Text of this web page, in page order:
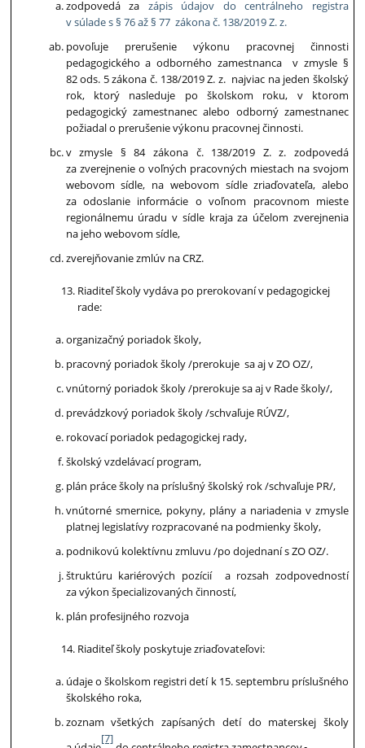
zodpovedá za zápis údajov do centrálneho registra
v súlade s § 76 až § 77 zákona č. 138/2019 Z. z.
povoľuje prerušenie výkonu pracovnej činnosti
pedagogického a odborného zamestnanca v zmysle §
82 ods. 5 zákona č. 138/2019 Z. z. najviac na jeden školský
rok, ktorý nasleduje po školskom roku, v ktorom
pedagogický zamestnanec alebo odborný zamestnanec
požiadal o prerušenie výkonu pracovnej činnosti.
v zmysle § 84 zákona č. 138/2019 Z. z. zodpovedá
za zverejnenie o voľných pracovných miestach na svojom
webovom sídle, na webovom sídle zriaďovateľa, alebo
za odoslanie informácie o voľnom pracovnom mieste
regionálnemu úradu v sídle kraja za účelom zverejnenia
na jeho webovom sídle,
zverejňovanie zmlúv na CRZ.
Riaditeľ školy vydáva po prerokovaní v pedagogickej
rade:
organizačný poriadok školy,
pracovný poriadok školy /prerokuje sa aj v ZO OZ/,
vnútorný poriadok školy /prerokuje sa aj v Rade školy/,
prevádzkový poriadok školy /schvaľuje RÚVZ/,
rokovací poriadok pedagogickej rady,
školský vzdelávací program,
plán práce školy na príslušný školský rok /schvaľuje PR/,
vnútorné smernice, pokyny, plány a nariadenia v zmysle
platnej legislatívy rozpracované na podmienky školy,
podnikovú kolektívnu zmluvu /po dojednaní s ZO OZ/.
štruktúru kariérových pozícií a rozsah zodpovedností
za výkon špecializovaných činností,
plán profesijného rozvoja
Riaditeľ školy poskytuje zriaďovateľovi:
údaje o školskom registri detí k 15. septembru príslušného
školského roka,
zoznam všetkých zapísaných detí do materskej školy
[7]